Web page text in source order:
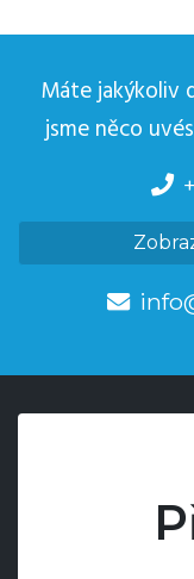
Máte jakýkoliv
jsme něco